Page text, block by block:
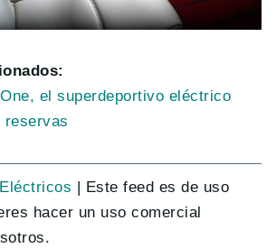
el superdeportivo eléctrico
reservas
| Este feed es de uso
hacer un uso comercial